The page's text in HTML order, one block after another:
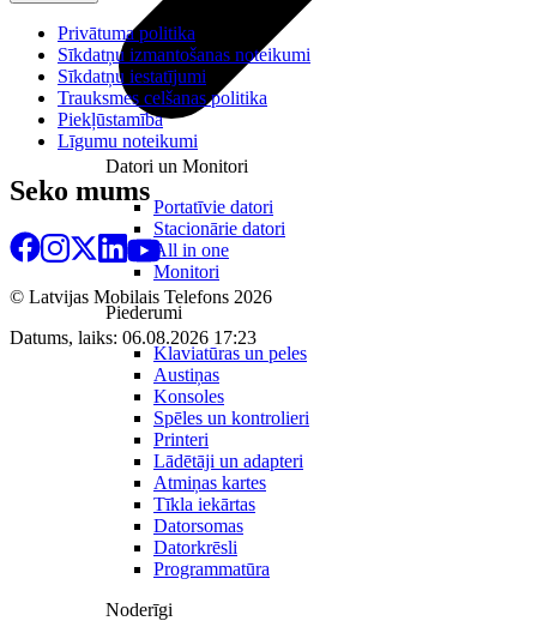
Datori un Monitori
Portatīvie datori
Stacionārie datori
All in one
Monitori
Piederumi
Klaviatūras un peles
Austiņas
Konsoles
Spēles un kontrolieri
Printeri
Lādētāji un adapteri
Atmiņas kartes
Tīkla iekārtas
Datorsomas
Datorkrēsli
Programmatūra
Noderīgi
Privātuma politika
Sīkdatņu izmantošanas noteikumi
Sīkdatņu iestatījumi
Trauksmes celšanas politika
Piekļūstamība
Līgumu noteikumi
Seko mums
© Latvijas Mobilais Telefons 2026
Datums, laiks: 06.08.2026 17:23